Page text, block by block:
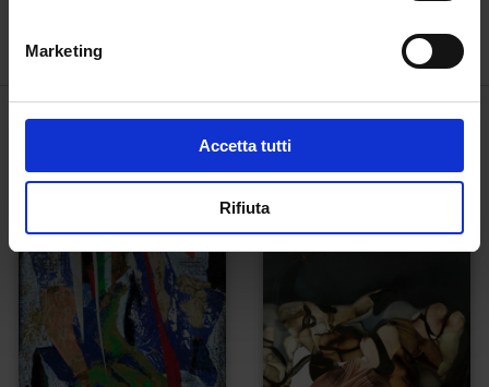
Marketing
Accetta tutti
Rifiuta